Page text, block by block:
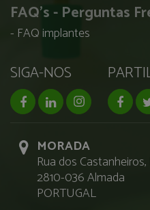
FAQ's - Perguntas
FAQ implantes
SIGA-NOS
facebook page
linkedin page
instagram
MORADA
Rua dos
2810-036 Almada
PORTUGAL